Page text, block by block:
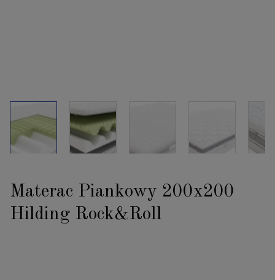
Materac Piankowy 200x200
Hilding Rock&Roll